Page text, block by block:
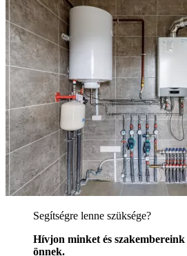
Segítségre lenne szüksége?
Hívjon minket és
önnek.